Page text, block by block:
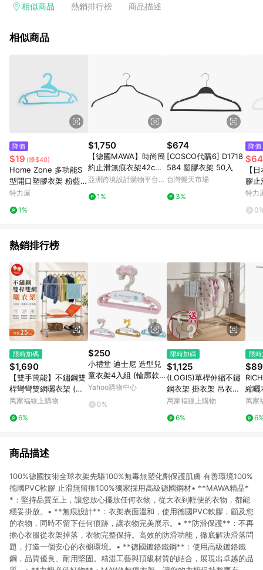
回饋訂單不得享有 Pinkoi 站方優惠，例如首購優惠，P coins，
行為，不具贈點資格，部分退款不在此限。 6. APP 請更新至
運費，攤位費等不具贈點資格。 9. LINE 購物站上之商品規格、
顏色、價位、贈品如與 Pinkoi 商品資訊頁及購物車不符，以
Pinkoi 購物商品資訊頁及購物車標示為準。 10. 點數紅包使用規
則請以點數紅包活動說明為準。 11. 若於 LINE 購物前往 Pinkoi
頁面後才首次下載 Pinkoi APP 並完成訂單，不符合導購資格；承
上，首次下載 Pinkoi APP 後，需透過 LINE 購物前往 Pinkoi 頁
相似商品 熱銷排行榜 商品描述
相似商品
降價
$19 (降$40)
Home Zone 多功能S
型開口塑膠衣架 粉藍 5
入
特力屋
1%
$1,750
【德國MAWA】時尚簡
約止滑無痕衣架42cm
(時尚黑/20入)
亞洲跨境設計購物平台
1%
$674
[COSCO代購6] D1718
584 塑膠衣架 50入
台灣樂天市場
3%
降價
【
膠
可選
特力
熱銷排行榜
限時加碼
$1,690
【雙手萬能】不鏽鋼雙
桿彎彎雙網曬衣架 (ㄇ
型曬衣架/置衣架/收納/
萬家福線上購物
6%
$250
小禮堂 迪士尼 造型兒
童衣架4入組 (輪廓款)
維尼 米奇 米妮
Yahoo購物中心
0%
限時加碼
$1,125
(LOGIS)單桿伸縮不鏽
鋼衣架 掛衣架 吊衣架
曬衣桿 晾衣架 曬衣架
萬家福線上購物
6%
限
縮曬
萬家
商品描述
100%德國技術全球衣架先驅100%無毒無塑化劑保護肌膚 有善環境100%
德國PVC軟膠 止滑無留痕100%獨家採用高級德國鋼材• **MAWA精品*
*：堅持品質至上，讓您放心擺放任何衣物，從大衣到輕便的衣物，都能
穩妥掛放。• **無痕設計**：衣架表面溫和，使用德國PVC軟膠，顧及您
的衣物，同時不留下任何痕跡，讓衣物完美展示。• **防滑保護**：不再
擔心衣服從衣架掉落，衣物完整保持。高效的防滑功能，徹底解決滑落問
題，打造一個安心的衣櫥環境。• **德國鍍鉻鐵鋼**：使用高級鍍鉻鐵
鋼，品質優良、耐用堅固。精湛工藝與頂級材質的結合，展現出卓越的品